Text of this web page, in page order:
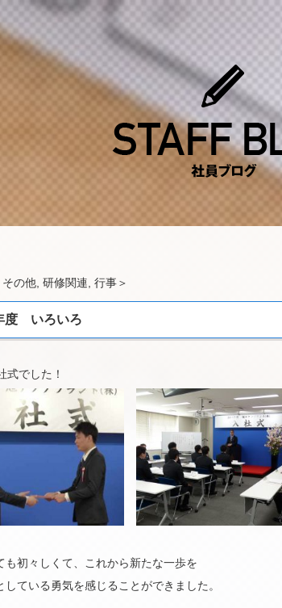
その他 研修関連 行事＞
度 いろいろ
式でした！
も初々しくて、これから新たな一歩を
している勇気を感じることができました。